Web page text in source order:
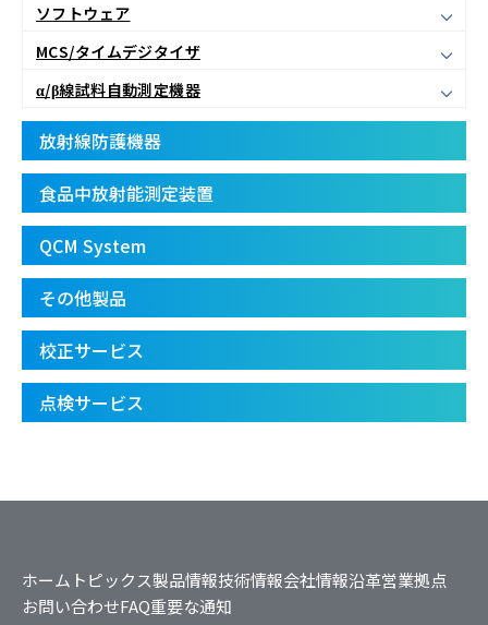
ソフトウェア
MCS/タイムデジタイザ
α/β線試料自動測定機器
放射線防護機器
食品中放射能測定装置
QCM System
その他製品
校正サービス
点検サービス
ホーム トピックス製品情報技術情報会社情報沿革営業拠点
お問い合わせFAQ重要な通知